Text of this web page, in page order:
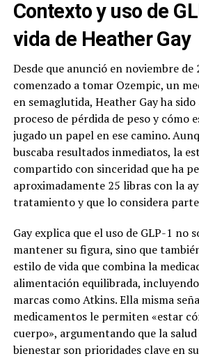
Contexto y uso de
vida de Heather Gay
Desde que anunció en noviembre de
comenzado a tomar Ozempic, un
en semaglutida, Heather Gay ha
proceso de pérdida de peso y cómo
jugado un papel en ese camino.
buscaba resultados inmediatos, la
compartido con sinceridad que ha
aproximadamente 25 libras con la
tratamiento y que lo considera
Gay explica que el uso de GLP-1 no
mantener su figura, sino que
estilo de vida que combina la
alimentación equilibrada,
marcas como Atkins. Ella misma
medicamentos le permiten «estar
cuerpo», argumentando que la
bienestar son prioridades clave en